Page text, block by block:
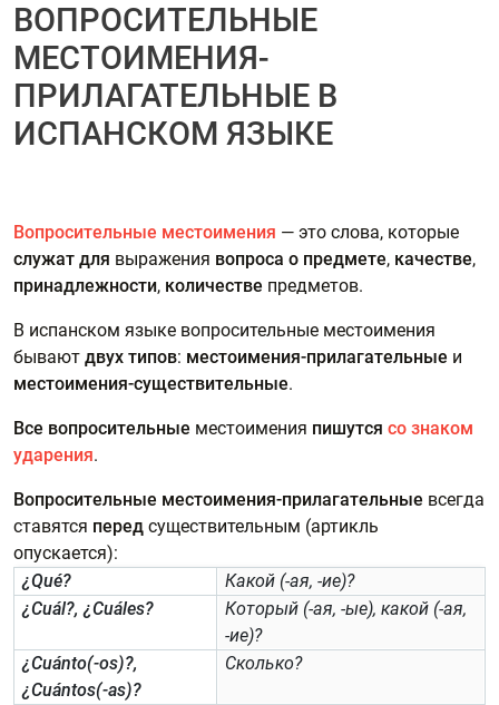
ВОПРОСИТЕЛЬНЫЕ
МЕСТОИМЕНИЯ-
ПРИЛАГАТЕЛЬНЫЕ В
ИСПАНСКОМ ЯЗЫКЕ
Вопросительные местоимения — это слова, которые
служат для выражения вопроса о предмете, качестве,
принадлежности, количестве предметов.
В испанском языке вопросительные местоимения
бывают двух типов: местоимения-прилагательные и
местоимения-существительные.
Все вопросительные местоимения пишутся со знаком
ударения.
Вопросительные местоимения-прилагательные всегда
ставятся перед существительным (артикль
опускается):
¿Qué?
Какой (-ая, -ие)?
¿Cuál?, ¿Cuáles?
Который (-ая, -ые), какой (-ая,
-ие)?
¿Cuánto(-os)?,
¿Cuántos(-as)?
Сколько?